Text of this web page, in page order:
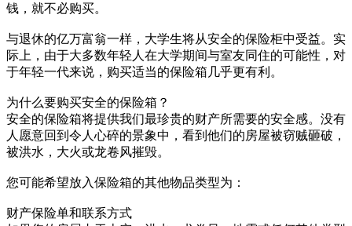
钱，就不必购买。
与退休的亿万富翁一样，大学生将从安全的保险柜中受益。实
际上，由于大多数年轻人在大学期间与室友同住的可能性，对
于年轻一代来说，购买适当的保险箱几乎更有利。
为什么要购买安全的保险箱？
安全的保险箱将提供我们最珍贵的财产所需要的安全感。没有
人愿意回到令人心碎的景象中，看到他们的房屋被窃贼砸破，
被洪水，大火或龙卷风摧毁。
您可能希望放入保险箱的其他物品类型为：
财产保险单和联系方式